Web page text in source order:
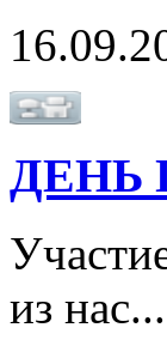
ДЕНЬ
из нас...